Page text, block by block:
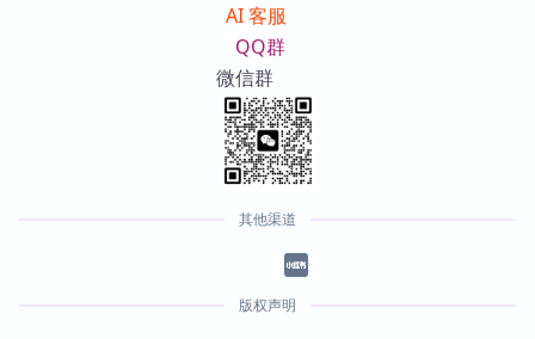
AI 客服
QQ群
微信群
其他渠道
版权声明